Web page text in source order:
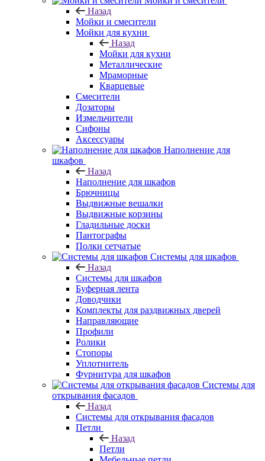
Назад
Мойки и смесители
Мойки для кухни
Назад
Мойки для кухни
Металлические
Мраморные
Кварцевые
Смесители
Дозаторы
Измельчители
Сифоны
Аксессуары
Наполнение для
шкафов
Назад
Наполнение для шкафов
Брючницы
Выдвижные вешалки
Выдвижные корзины
Гладильные доски
Пантографы
Полки сетчатые
Системы для шкафов
Назад
Системы для шкафов
Буферная лента
Доводчики
Комплекты для раздвижных дверей
Направляющие
Профили
Ролики
Стопоры
Уплотнитель
Фурнитура для шкафов
Системы для
открывания фасадов
Назад
Системы для открывания фасадов
Петли
Назад
Петли